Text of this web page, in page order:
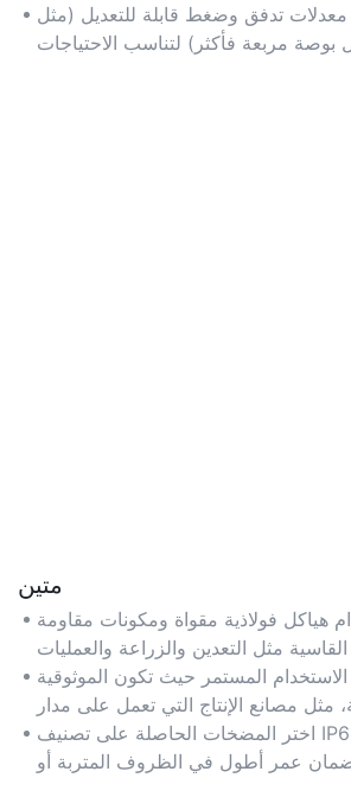
تدفق وضغط قابلة للتعديل (مثل
بوصة مربعة فأكثر) لتناسب الاحتياجات
متين
هياكل فولاذية مقواة ومكونات مقاومة
القاسية مثل التعدين والزراعة والعمليات
البحرية.
المستمر حيث تكون الموثوقية
مثل مصانع الإنتاج التي تعمل على مدار
الأسبوع أو الأنظمة الهيدروليكية في
الحفارات.
اختر المضخات الحاصلة على تصنيف IP68 والطلاءات
عمر أطول في الظروف المتربة أو